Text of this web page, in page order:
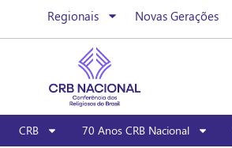
Regionais Novas Gerações
CRB 70 Anos CRB Nacional